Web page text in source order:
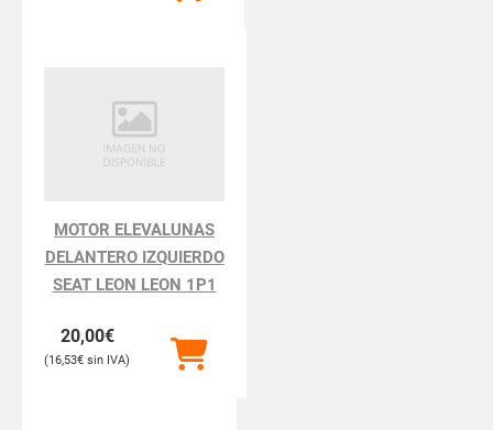
MOTOR ELEVALUNAS
DELANTERO IZQUIERDO
SEAT LEON LEON 1P1
20,00€
16,53€